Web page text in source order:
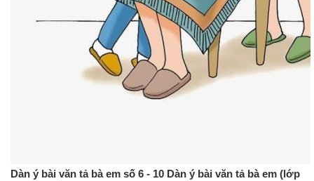
Dàn ý bài văn tả bà em số 6 - 10 Dàn ý bài văn tả bà em (lớp